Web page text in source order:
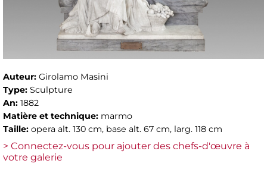
Auteur: Girolamo Masini
Type: Sculpture
An: 1882
Matière et technique: marmo
Taille: opera alt. 130 cm, base alt. 67 cm, larg. 118 cm
> Connectez-vous pour ajouter des chefs-d'œuvre à
votre galerie